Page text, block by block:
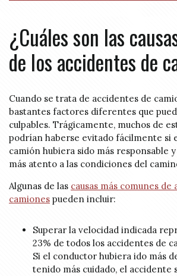
¿Cuáles son las
de los accidentes de
Cuando se trata de accidentes de
bastantes factores diferentes que
culpables. Trágicamente, muchos de
podrían haberse evitado fácilmente si
camión hubiera sido más responsable
más atento a las condiciones del
Algunas de las causas más comunes de
camiones pueden incluir:
Superar la velocidad indicada
23% de todos los accidentes de
Si el conductor hubiera ido más
tenido más cuidado, el accidente